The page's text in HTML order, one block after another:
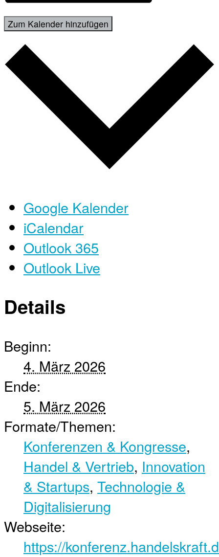
Zum Kalender hinzufügen
Google Kalender
iCalendar
Outlook 365
Outlook Live
Details
Beginn:
4. März 2026
Ende:
5. März 2026
Formate/Themen:
Konferenzen & Kongresse,
Handel & Vertrieb, Innovation
& Startups, Technologie &
Digitalisierung
Webseite:
https://